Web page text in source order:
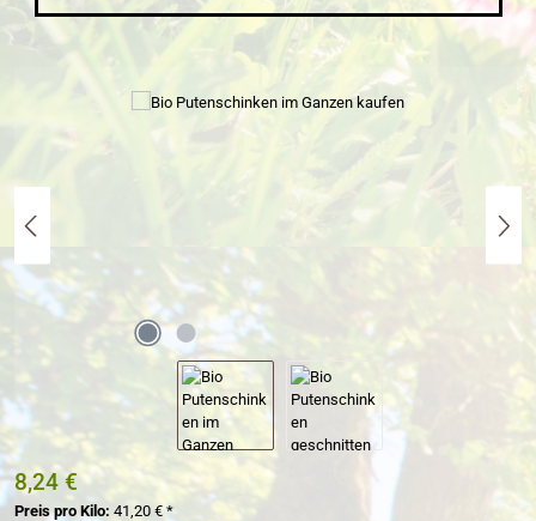
Bildergalerie überspringen
8,24 €
Preis pro Kilo: 41,20 € *